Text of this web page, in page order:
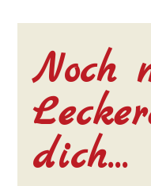
Noch
dich…